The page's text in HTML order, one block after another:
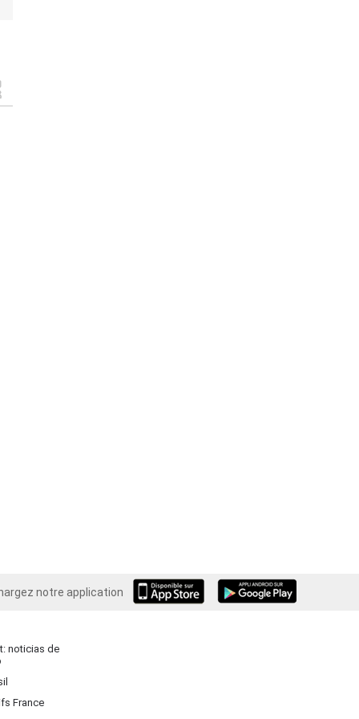
notre application
Android
noticias de
France